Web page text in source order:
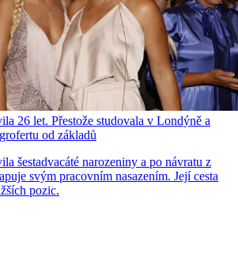
26 let. Přestože studovala v Londýně a
od základů
šestadvacáté narozeniny a po návratu z
svým pracovním nasazením. Její cesta
pozic.